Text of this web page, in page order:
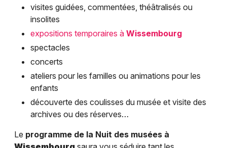
visites guidées, commentées, théâtralisés ou
insolites
expositions temporaires à Wissembourg
spectacles
concerts
ateliers pour les familles ou animations pour les
enfants
découverte des coulisses du musée et visite des
archives ou des réserves…
Le programme de la Nuit des musées à